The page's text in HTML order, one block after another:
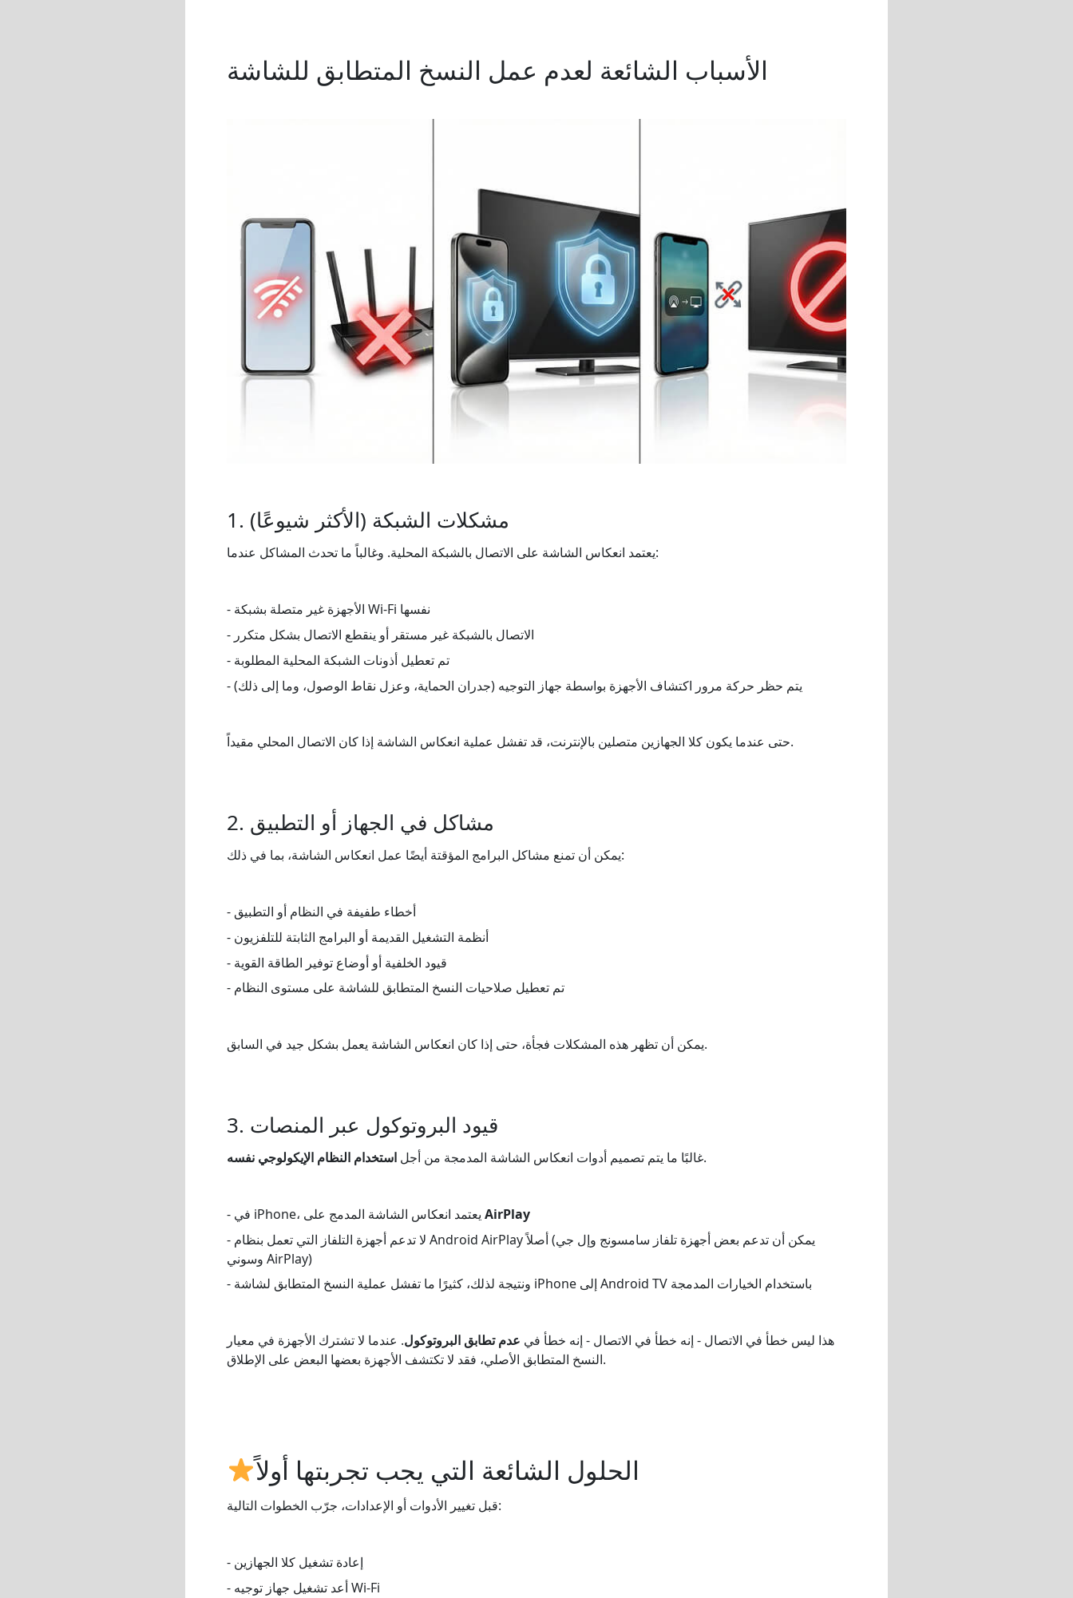
الأسباب الشائعة لعدم عمل النسخ المتطابق للشاشة
1. مشكلات الشبكة (الأكثر شيوعًا)
يعتمد انعكاس الشاشة على الاتصال بالشبكة المحلية. وغالباً ما تحدث المشاكل عندما:
- الأجهزة غير متصلة بشبكة Wi-Fi نفسها
- الاتصال بالشبكة غير مستقر أو ينقطع الاتصال بشكل متكرر
- تم تعطيل أذونات الشبكة المحلية المطلوبة
- يتم حظر حركة مرور اكتشاف الأجهزة بواسطة جهاز التوجيه (جدران الحماية، وعزل نقاط الوصول، وما إلى ذلك)
حتى عندما يكون كلا الجهازين متصلين بالإنترنت، قد تفشل عملية انعكاس الشاشة إذا كان الاتصال المحلي مقيداً.
2. مشاكل في الجهاز أو التطبيق
يمكن أن تمنع مشاكل البرامج المؤقتة أيضًا عمل انعكاس الشاشة، بما في ذلك:
- أخطاء طفيفة في النظام أو التطبيق
- أنظمة التشغيل القديمة أو البرامج الثابتة للتلفزيون
- قيود الخلفية أو أوضاع توفير الطاقة القوية
- تم تعطيل صلاحيات النسخ المتطابق للشاشة على مستوى النظام
يمكن أن تظهر هذه المشكلات فجأة، حتى إذا كان انعكاس الشاشة يعمل بشكل جيد في السابق.
3. قيود البروتوكول عبر المنصات
غالبًا ما يتم تصميم أدوات انعكاس الشاشة المدمجة من أجل استخدام النظام الإيكولوجي نفسه .
AirPlay
- لا تدعم أجهزة التلفاز التي تعمل بنظام Android AirPlay أصلاً (يمكن أن تدعم بعض أجهزة تلفاز سامسونج وإل جي
وسوني AirPlay)
- ونتيجة لذلك، كثيرًا ما تفشل عملية النسخ المتطابق لشاشة iPhone إلى Android TV باستخدام الخيارات المدمجة
هذا ليس خطأ في الاتصال - إنه خطأ في الاتصال - إنه خطأ في عدم تطابق البروتوكول. عندما لا تشترك الأجهزة في معيار
النسخ المتطابق الأصلي، فقد لا تكتشف الأجهزة بعضها البعض على الإطلاق.
الحلول الشائعة التي يجب تجربتها أولاً
قبل تغيير الأدوات أو الإعدادات، جرّب الخطوات التالية:
- إعادة تشغيل كلا الجهازين
- أعد تشغيل جهاز توجيه Wi-Fi